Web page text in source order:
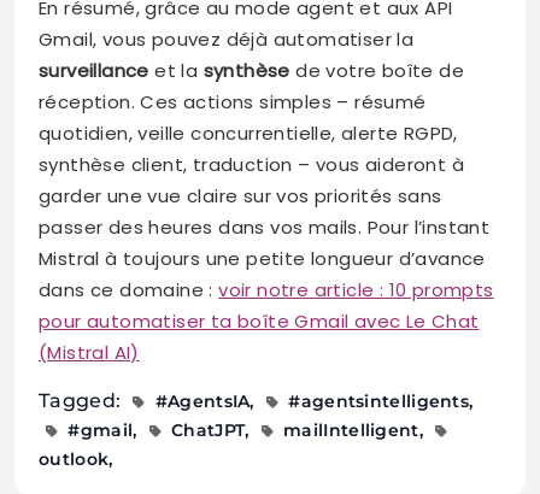
En résumé, grâce au mode agent et aux API
Gmail, vous pouvez déjà automatiser la
surveillance et la synthèse de votre boîte de
réception. Ces actions simples – résumé
quotidien, veille concurrentielle, alerte RGPD,
synthèse client, traduction – vous aideront à
garder une vue claire sur vos priorités sans
passer des heures dans vos mails. Pour l’instant
Mistral à toujours une petite longueur d’avance
dans ce domaine :voir notre article : 10 prompts
pour automatiser ta boîte Gmail avec Le Chat
(Mistral AI)
Tagged: #AgentsIA
#agentsintelligents
#gmail
ChatJPT
mailIntelligent
outlook